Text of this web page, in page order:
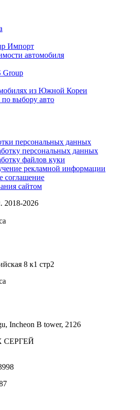
Импорт
автомобиля
Group
из Южной Кореи
по выбору авто
персональных данных
персональных данных
файлов куки
рекламной информации
соглашение
сайтом
2018-2026
8 к1 стр2
Incheon B tower, 2126
СЕРГЕЙ